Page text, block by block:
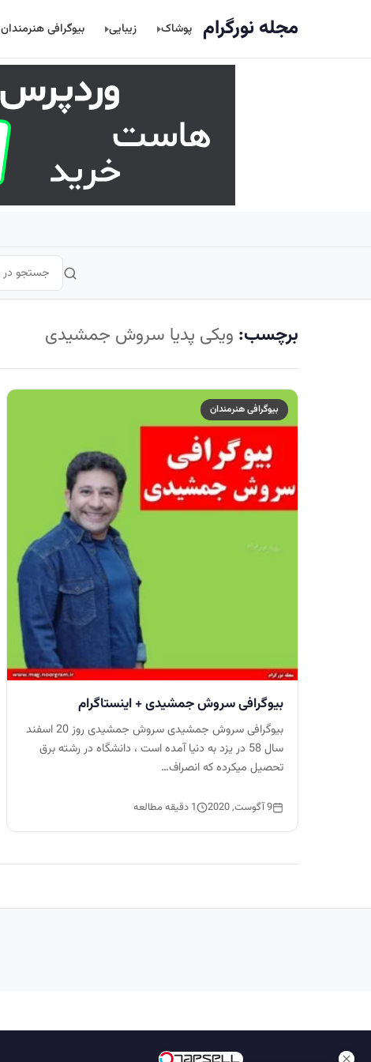
مجله نورگرام پوشاک زیبایی بیوگرافی هنرمندان
برچسب: ویکی پدیا سروش جمشیدی
بیوگرافی هنرمندان
بیوگرافی سروش جمشیدی + اینستاگرام
بیوگرافی سروش جمشیدی سروش جمشیدی روز 20 اسفند
سال 58 در یزد به دنیا آمده است ، دانشگاه در رشته برق
تحصیل میکرده که انصراف…
9 آگوست, 2020 1 دقیقه مطالعه